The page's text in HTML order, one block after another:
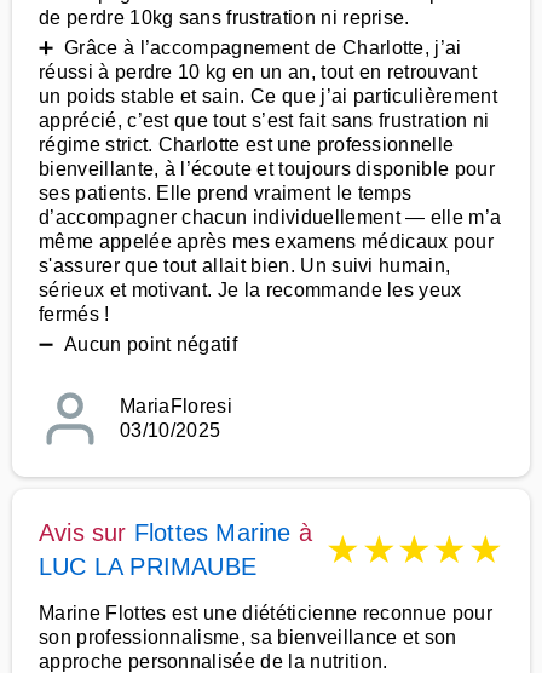
de perdre 10kg sans frustration ni reprise.
➕ Grâce à l’accompagnement de Charlotte, j’ai
réussi à perdre 10 kg en un an, tout en retrouvant
un poids stable et sain. Ce que j’ai particulièrement
apprécié, c’est que tout s’est fait sans frustration ni
régime strict. Charlotte est une professionnelle
bienveillante, à l’écoute et toujours disponible pour
ses patients. Elle prend vraiment le temps
d’accompagner chacun individuellement — elle m’a
même appelée après mes examens médicaux pour
s'assurer que tout allait bien. Un suivi humain,
sérieux et motivant. Je la recommande les yeux
fermés !
➖ Aucun point négatif
MariaFloresi
03/10/2025
Avis sur Flottes Marine à
LUC LA PRIMAUBE
★★★★★
Marine Flottes est une diététicienne reconnue pour
son professionnalisme, sa bienveillance et son
approche personnalisée de la nutrition.